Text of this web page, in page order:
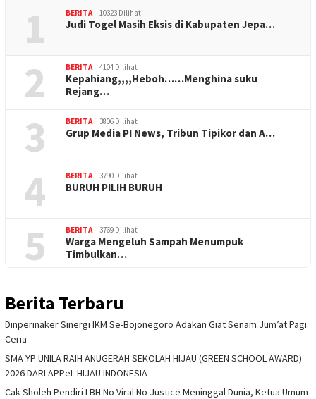
1 BERITA 10323 Dilihat
Judi Togel Masih Eksis di Kabupaten Jepa…
2 BERITA 4104 Dilihat
Kepahiang,,,,Heboh……Menghina suku
Rejang…
3 BERITA 3806 Dilihat
Grup Media PI News, Tribun Tipikor dan A…
4 BERITA 3790 Dilihat
BURUH PILIH BURUH
5 BERITA 3769 Dilihat
Warga Mengeluh Sampah Menumpuk
Timbulkan…
Berita Terbaru
Dinperinaker Sinergi IKM Se-Bojonegoro Adakan Giat Senam Jum’at Pagi
Ceria
SMA YP UNILA RAIH ANUGERAH SEKOLAH HIJAU (GREEN SCHOOL AWARD)
2026 DARI APPeL HIJAU INDONESIA
Cak Sholeh Pendiri LBH No Viral No Justice Meninggal Dunia, Ketua Umum